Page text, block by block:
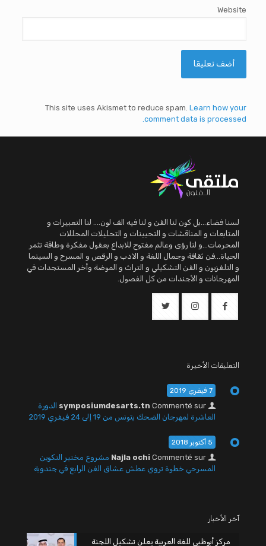
Website
This site uses Akismet to reduce spam. Learn how your
comment data is processed.
لسنا فضاء...بل كون لنا الفن و لنا فيه الف لون.... لنا التعبيرات و
المتابعات و المناقشات و التحيينات و التحليلات المحللات
المحرمات...و لنا رؤى وعالم مفتوح للابداع بعقول مفكرة وطاقة تثمر
الحياة...فن ثقافة وجمال اللغة و الادب و الرقص و المسرح و السينما
و التلفزيون و الفن التشكيلي و التراث و الموضة وأخر المستجدات في
المهرجانات و الأجندات من كل الفصول.
التعليقات الأخيرة
7 فيفري 2019
symposiumdesarts.tn Commenté sur
الدورة
العاشرة لمهرجان الضحك بتونس من 19 إلى 24 فيفري 2019
5 أكتوبر 2018
Najla ochi Commenté sur
مشروع مختبر التكوين
المسرحي خطوة تروي عطش عشاق الفن الرابع في جندوبة
آخر الأخبار
مركز أبوظبي للغة العربية يعلن تشكيل اللجنة